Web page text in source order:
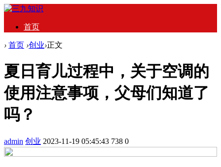
首页
› 首页 ›创业›正文
夏日育儿过程中，关于空调的
使用注意事项，父母们知道了
吗？
admin 创业 2023-11-19 05:45:43 738 0